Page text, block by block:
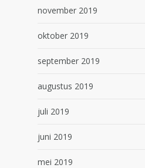
november 2019
oktober 2019
september 2019
augustus 2019
juli 2019
juni 2019
mei 2019